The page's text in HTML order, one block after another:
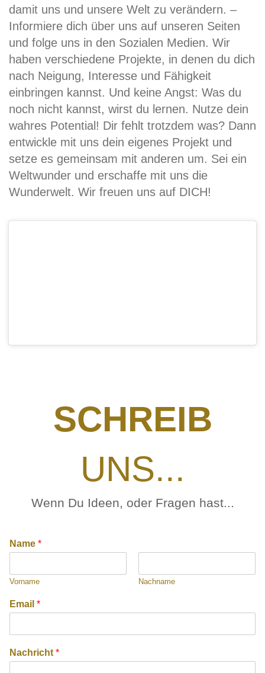
damit uns und unsere Welt zu verändern. –
Informiere dich über uns auf unseren Seiten
und folge uns in den Sozialen Medien. Wir
haben verschiedene Projekte, in denen du dich
nach Neigung, Interesse und Fähigkeit
einbringen kannst. Und keine Angst: Was du
noch nicht kannst, wirst du lernen. Nutze dein
wahres Potential! Dir fehlt trotzdem was? Dann
entwickle mit uns dein eigenes Projekt und
setze es gemeinsam mit anderen um. Sei ein
Weltwunder und erschaffe mit uns die
Wunderwelt. Wir freuen uns auf DICH!
SCHREIB
UNS...
Wenn Du Ideen, oder Fragen hast...
Name *
Vorname Nachname
Email *
Nachricht *